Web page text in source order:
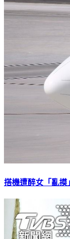
搭機遭醉女「亂